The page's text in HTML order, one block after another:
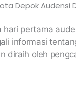
Depok Audensi
hari pertama
informasi
diraih oleh